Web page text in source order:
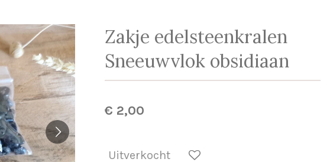
Zakje edelsteenkralen
Sneeuwvlok obsidiaan
€ 2,00
Uitverkocht